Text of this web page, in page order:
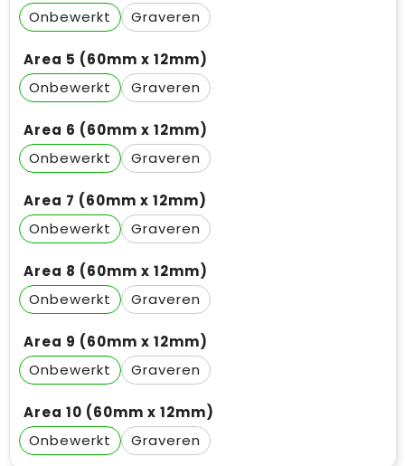
Onbewerkt
Graveren
Area 5 (60mm x 12mm)
Onbewerkt
Graveren
Area 6 (60mm x 12mm)
Onbewerkt
Graveren
Area 7 (60mm x 12mm)
Onbewerkt
Graveren
Area 8 (60mm x 12mm)
Onbewerkt
Graveren
Area 9 (60mm x 12mm)
Onbewerkt
Graveren
Area 10 (60mm x 12mm)
Onbewerkt
Graveren